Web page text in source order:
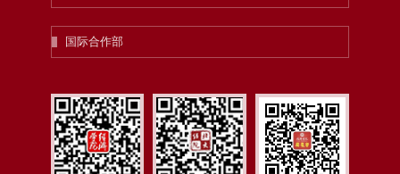
国际合作部